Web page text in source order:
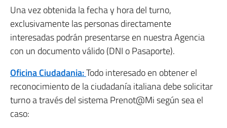
Una vez obtenida la fecha y hora del turno,
exclusivamente las personas directamente
interesadas podrán presentarse en nuestra Agencia
con un documento válido (DNI o Pasaporte).
Oficina Ciudadania:Todo interesado en obtener el
reconocimiento de la ciudadanía italiana debe solicitar
turno a través del sistema Prenot@Mi según sea el
caso: